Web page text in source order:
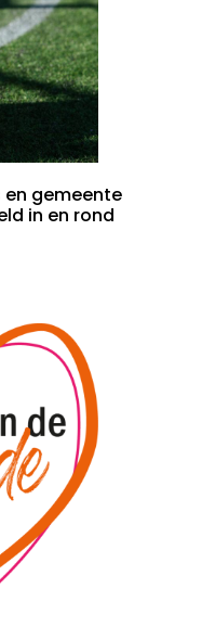
gemeente
in en rond